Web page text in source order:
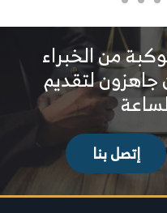
من الخبراء
جاهزون لتقديم
إتصل بنا